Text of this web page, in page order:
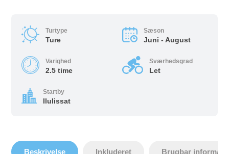
Turtype
Ture
Sæson
Juni - August
Varighed
2.5 time
Sværhedsgrad
Let
Startby
Ilulissat
Beskrivelse Inkluderet Brugbar